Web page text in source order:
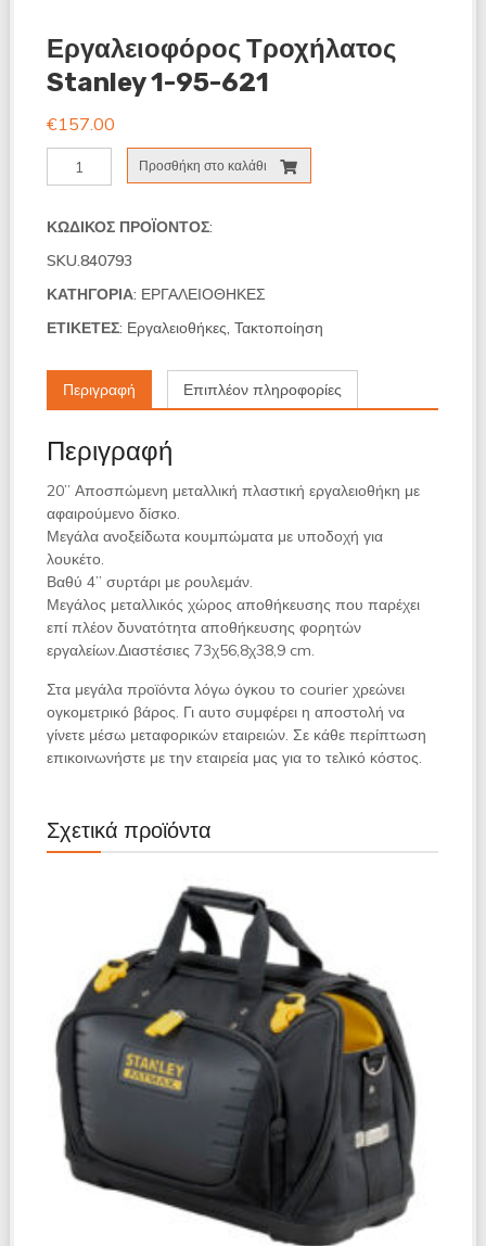
Εργαλειοφόρος Τροχήλατος
Stanley 1-95-621
€157.00
Εργαλειοφόρος
τροχήλατος
1-
621
ποσότητα
Προσθήκη στο καλάθι
ΚΩΔΙΚΌΣ ΠΡΟΪΌΝΤΟΣ:
SKU.840793
ΚΑΤΗΓΟΡΊΑ: ΕΡΓΑΛΕΙΟΘΗΚΕΣ
ΕΤΙΚΈΤΕΣ: Εργαλειοθήκες,Τακτοποίηση
Περιγραφή Επιπλέον πληροφορίες
Περιγραφή
20’’ Αποσπώμενη μεταλλική πλαστική εργαλειοθήκη με
αφαιρούμενο δίσκο.
Μεγάλα ανοξείδωτα κουμπώματα με υποδοχή για
λουκέτο.
Βαθύ 4” συρτάρι με ρουλεμάν.
Μεγάλος μεταλλικός χώρος αποθήκευσης που παρέχει
επί πλέον δυνατότητα αποθήκευσης φορητών
εργαλείων.Διαστέσιες 73χ56,8χ38,9 cm.
Στα μεγάλα προϊόντα λόγω όγκου το courier χρεώνει
ογκομετρικό βάρος. Γι αυτο συμφέρει η αποστολή να
γίνετε μέσω μεταφορικών εταιρειών. Σε κάθε περίπτωση
επικοινωνήστε με την εταιρεία μας για το τελικό κόστος.
Σχετικά προϊόντα